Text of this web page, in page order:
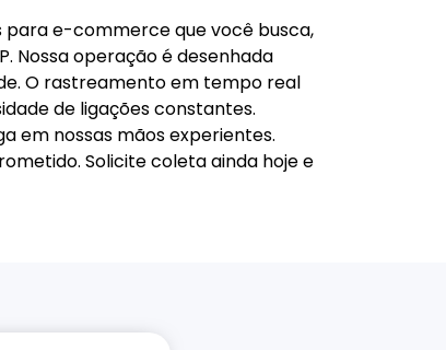
para e-commerce que você busca,
Nossa operação é desenhada
O rastreamento em tempo real
de ligações constantes.
em nossas mãos experientes.
Solicite coleta ainda hoje e